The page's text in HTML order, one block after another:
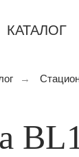
КАТАЛОГ
→